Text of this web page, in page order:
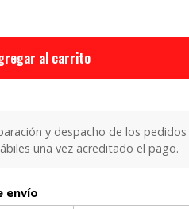
al carrito
y despacho de los pedidos
una vez acreditado el pago.
envío